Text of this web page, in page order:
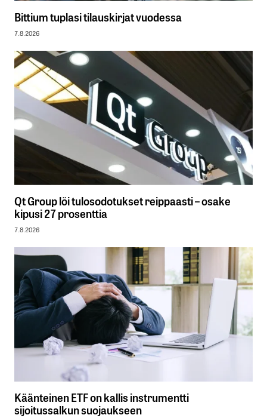
Bittium tuplasi tilauskirjat vuodessa
7.8.2026
Qt Group löi tulosodotukset reippaasti – osake
kipusi 27 prosenttia
7.8.2026
Käänteinen ETF on kallis instrumentti
sijoitussalkun suojaukseen